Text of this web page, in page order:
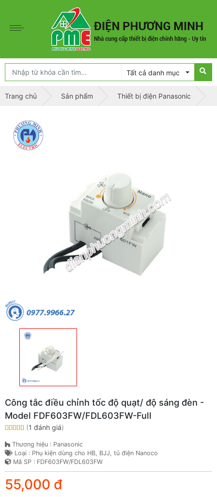
Tất cả danh mục
Trang chủ Sản phẩm Thiết bị điện Panasonic
Công tắc điều chỉnh tốc độ quạt/ độ sáng đèn -
Model FDF603FW/FDL603FW-Full
(1 đánh giá)
Thương hiệu : Panasonic
Loại : Phụ kiện dùng cho HB, BJJ, tủ điện Nanoco
Mã SP : FDF603FW/FDL603FW
55,000 đ